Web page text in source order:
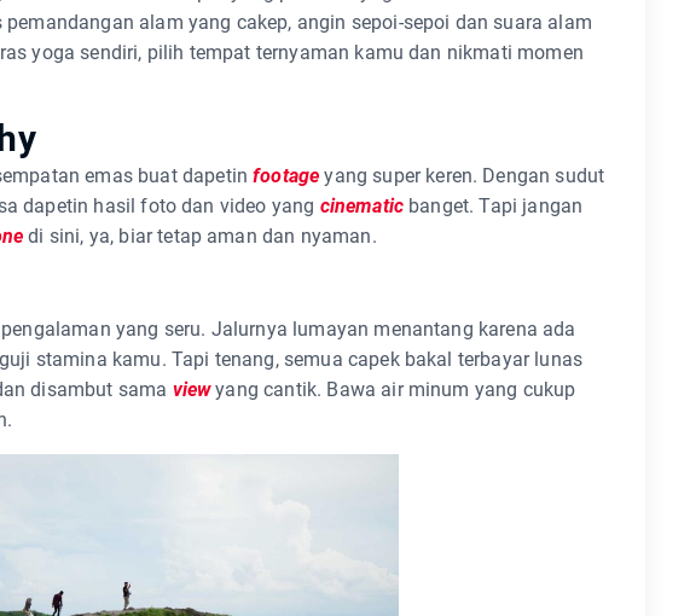
alam yang cakep, angin sepoi-sepoi dan suara alam
yoga sendiri, pilih tempat ternyaman kamu dan nikmati momen
emas buat dapetinfootage yang super keren. Dengan sudut
dapetin hasil foto dan video yang cinematic banget. Tapi jangan
di sini, ya, biar tetap aman dan nyaman.
yang seru. Jalurnya lumayan menantang karena ada
stamina kamu. Tapi tenang, semua capek bakal terbayar lunas
disambut sama viewyang cantik. Bawa air minum yang cukup